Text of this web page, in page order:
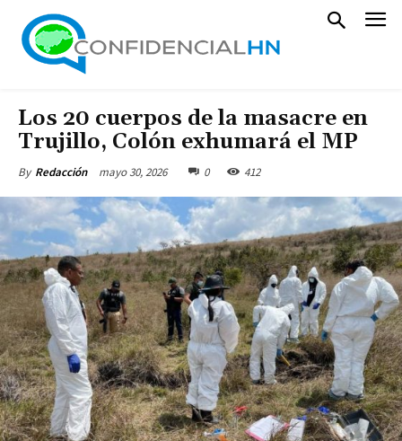
Los 20 cuerpos de la masacre en
Trujillo, Colón exhumará el MP
By Redacción mayo 30, 2026 0 412